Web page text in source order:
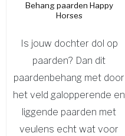
Behang paarden Happy
Horses
Is jouw dochter dol op
paarden? Dan dit
paardenbehang met door
het veld galopperende en
liggende paarden met
veulens echt wat voor